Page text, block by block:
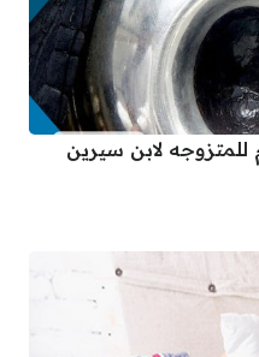
للمتزوجه لابن سيرين